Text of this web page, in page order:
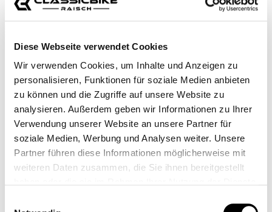
Diese Webseite verwendet Cookies
Wir verwenden Cookies, um Inhalte und Anzeigen zu
personalisieren, Funktionen für soziale Medien anbieten
zu können und die Zugriffe auf unsere Website zu
analysieren. Außerdem geben wir Informationen zu Ihrer
Verwendung unserer Website an unsere Partner für
soziale Medien, Werbung und Analysen weiter. Unsere
Partner führen diese Informationen möglicherweise mit
weiteren Daten zusammen, die Sie ihnen bereitgestellt